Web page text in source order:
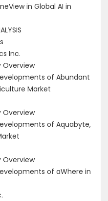
in Global AI in
Inc.
of Abundant
Market
of Aquabyte,
of aWhere in